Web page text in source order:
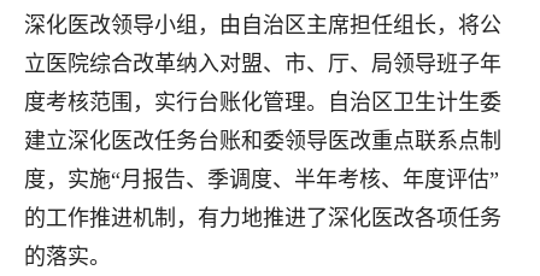
深化医改领导小组，由自治区主席担任组长，将公
立医院综合改革纳入对盟、市、厅、局领导班子年
度考核范围，实行台账化管理。自治区卫生计生委
建立深化医改任务台账和委领导医改重点联系点制
度，实施“月报告、季调度、半年考核、年度评估”
的工作推进机制，有力地推进了深化医改各项任务
的落实。